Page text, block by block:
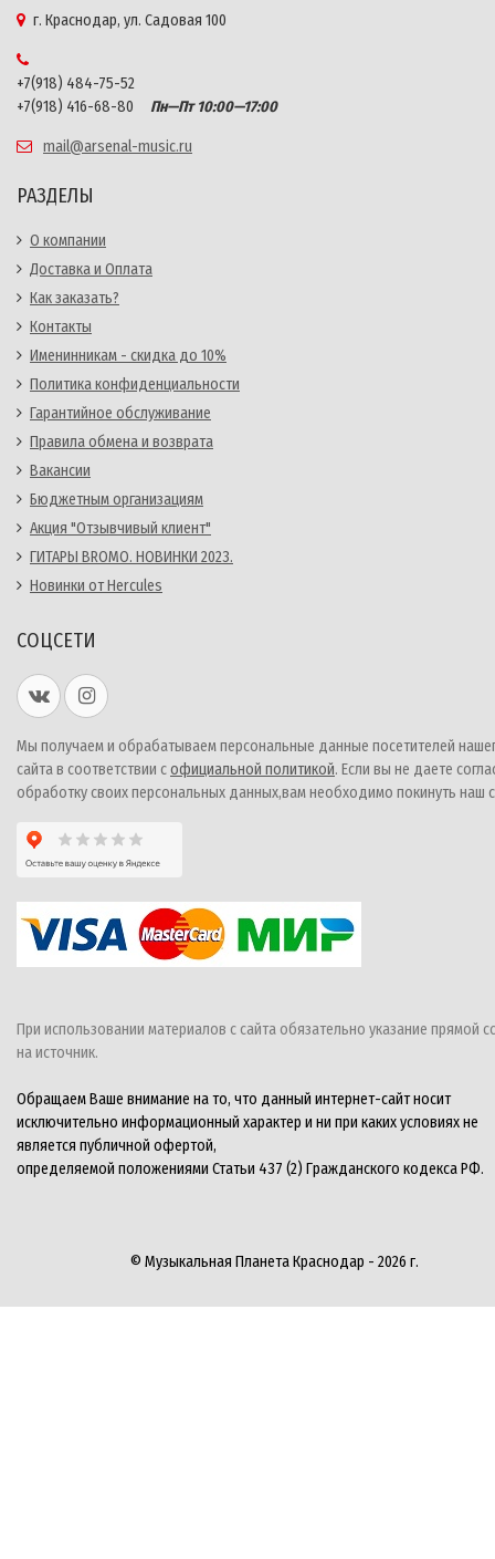
г. Краснодар, ул. Садовая 100
+7(918) 484-75-52
+7(918) 416-68-80
Пн—Пт 10:00—17:00
mail@arsenal-music.ru
РАЗДЕЛЫ
О компании
Доставка и Оплата
Как заказать?
Контакты
Именинникам - скидка до 10%
Политика конфиденциальности
Гарантийное обслуживание
Правила обмена и возврата
Вакансии
Бюджетным организациям
Акция "Отзывчивый клиент"
ГИТАРЫ BROMO. НОВИНКИ 2023.
Новинки от Hercules
СОЦСЕТИ
Мы получаем и обрабатываем персональные данные посетителей
сайта в соответствии софициальной политикой. Если вы не даете
обработку своих персональных данных,вам необходимо покинуть наш
При использовании материалов с сайта обязательно указание прямой
на источник.
Обращаем Ваше внимание на то, что данный интернет-сайт носит
исключительно информационный характер и ни при каких условиях не
является публичной офертой,
определяемой положениями Статьи 437 (2) Гражданского кодекса РФ.
© Музыкальная Планета Краснодар - 2026 г.